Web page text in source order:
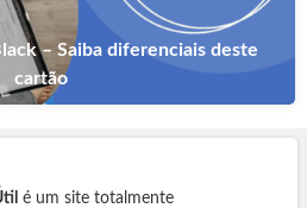
– Saiba diferenciais deste
cartão
é um site totalmente